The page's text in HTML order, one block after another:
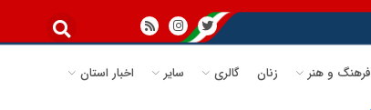
فرهنگ و هنر زنان گالری سایر اخبار استان